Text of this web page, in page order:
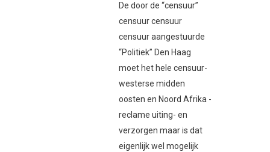
De door de “censuur”
censuur censuur
censuur aangestuurde
“Politiek” Den Haag
moet het hele censuur-
westerse midden
oosten en Noord Afrika -
reclame uiting- en
verzorgen maar is dat
eigenlijk wel mogelijk